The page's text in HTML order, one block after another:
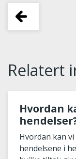
Relatert
Hvordan
Hvordan kan
hendelsene i